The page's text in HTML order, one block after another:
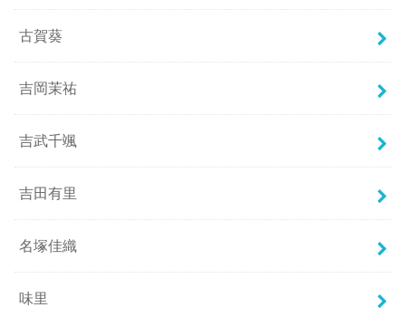
古賀葵
吉岡茉祐
吉武千颯
吉田有里
名塚佳織
味里